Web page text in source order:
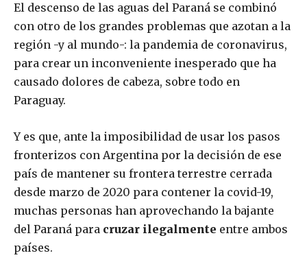
El descenso de las aguas del Paraná se combinó
con otro de los grandes problemas que azotan a la
región -y al mundo-: la pandemia de coronavirus,
para crear un inconveniente inesperado que ha
causado dolores de cabeza, sobre todo en
Paraguay.
Y es que, ante la imposibilidad de usar los pasos
fronterizos con Argentina por la decisión de ese
país de mantener su frontera terrestre cerrada
desde marzo de 2020 para contener la covid-19,
muchas personas han aprovechando la bajante
del Paraná para cruzar ilegalmente entre ambos
países.